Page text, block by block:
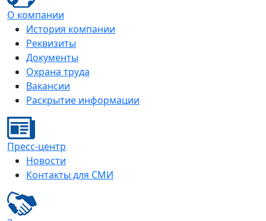
О компании
История компании
Реквизиты
Документы
Охрана труда
Вакансии
Раскрытие информации
Пресс-центр
Новости
Контакты для СМИ